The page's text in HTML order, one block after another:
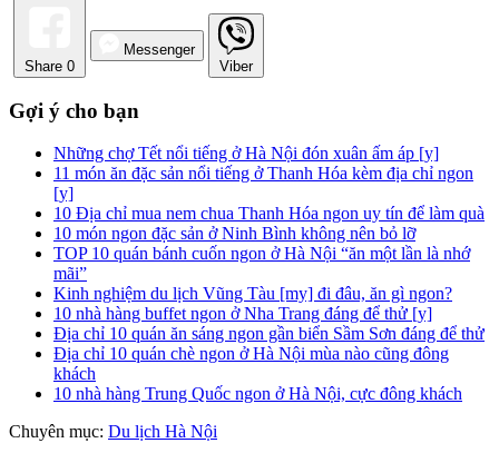
Share 0
Messenger
Viber
Gợi ý cho bạn
Những chợ Tết nổi tiếng ở Hà Nội đón xuân ấm áp [y]
11 món ăn đặc sản nổi tiếng ở Thanh Hóa kèm địa chỉ ngon
[y]
10 Địa chỉ mua nem chua Thanh Hóa ngon uy tín để làm quà
10 món ngon đặc sản ở Ninh Bình không nên bỏ lỡ
TOP 10 quán bánh cuốn ngon ở Hà Nội “ăn một lần là nhớ
mãi”
Kinh nghiệm du lịch Vũng Tàu [my] đi đâu, ăn gì ngon?
10 nhà hàng buffet ngon ở Nha Trang đáng để thử [y]
Địa chỉ 10 quán ăn sáng ngon gần biển Sầm Sơn đáng để thử
Địa chỉ 10 quán chè ngon ở Hà Nội mùa nào cũng đông
khách
10 nhà hàng Trung Quốc ngon ở Hà Nội, cực đông khách
Chuyên mục: Du lịch Hà Nội